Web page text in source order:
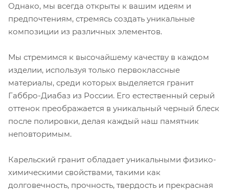
Однако, мы всегда открыты к вашим идеям и
предпочтениям, стремясь создать уникальные
композиции из различных элементов.
Мы стремимся к высочайшему качеству в каждом
изделии, используя только первоклассные
материалы, среди которых выделяется гранит
Габбро-Диабаз из России. Его естественный серый
оттенок преображается в уникальный черный блеск
после полировки, делая каждый наш памятник
неповторимым.
Карельский гранит обладает уникальными физико-
химическими свойствами, такими как
долговечность, прочность, твердость и прекрасная